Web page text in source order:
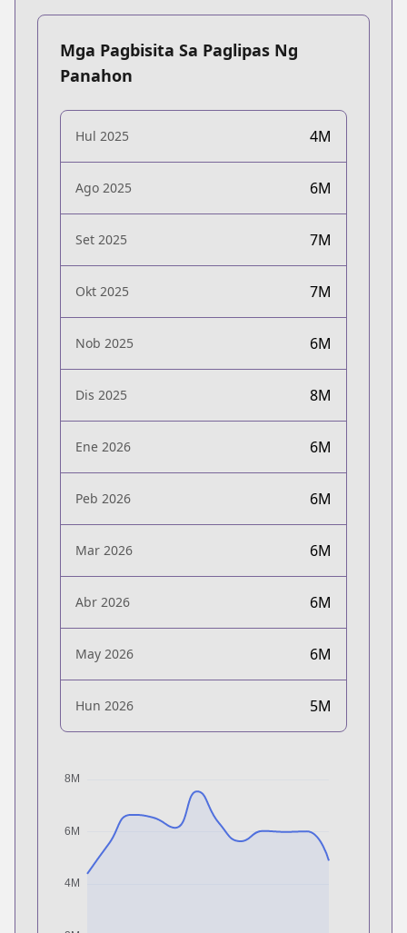
Mga Pagbisita Sa Paglipas Ng
Panahon
Hul 2025 4M
Ago 2025 6M
Set 2025 7M
Okt 2025 7M
Nob 2025 6M
Dis 2025 8M
Ene 2026 6M
Peb 2026 6M
Mar 2026 6M
Abr 2026 6M
May 2026 6M
Hun 2026 5M